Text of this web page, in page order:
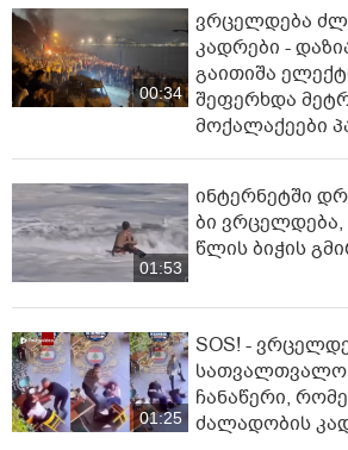
00:34
ვრცელდება
კადრები -
გაითიშა
შეფერხდა
მოქალაქეები
01:53
ინ­ტერ­ნეტ­ში
ბი
წლის ბიჭის
01:25
SOS! -
სათვალთვალო
ჩანაწერი,
ძალადობის